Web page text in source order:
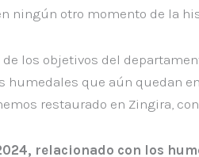
ningún otro momento de la
de los objetivos del
humedales que aún quedan
restaurado en Zingira,
relacionado con los